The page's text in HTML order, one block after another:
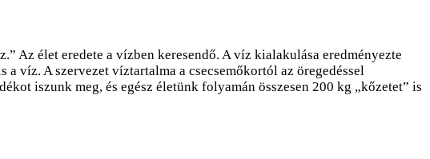
Az élet eredete a vízben keresendő. A víz kialakulása eredményezte
víz. A szervezet víztartalma a csecsemőkortól az öregedéssel
iszunk meg, és egész életünk folyamán összesen 200 kg „kőzetet” is